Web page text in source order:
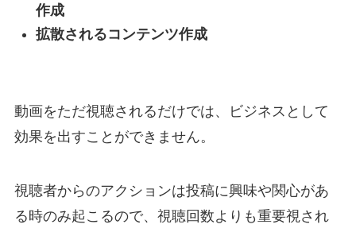
作成
拡散されるコンテンツ作成
動画をただ視聴されるだけでは、ビジネスとして
効果を出すことができません。
視聴者からのアクションは投稿に興味や関心があ
る時のみ起こるので、視聴回数よりも重要視され